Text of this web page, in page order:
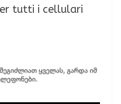
tutti i cellulari